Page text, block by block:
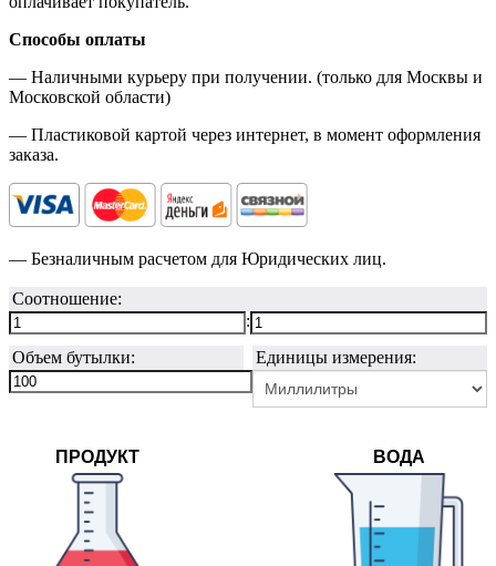
Способы оплаты
— Наличными курьеру при получении. (только для Москвы и
Московской области)
— Пластиковой картой через интернет, в момент оформления
заказа.
— Безналичным расчетом для Юридических лиц.
Соотношение:
:
Объем бутылки:
Единицы измерения:
ПРОДУКТ ВОДА